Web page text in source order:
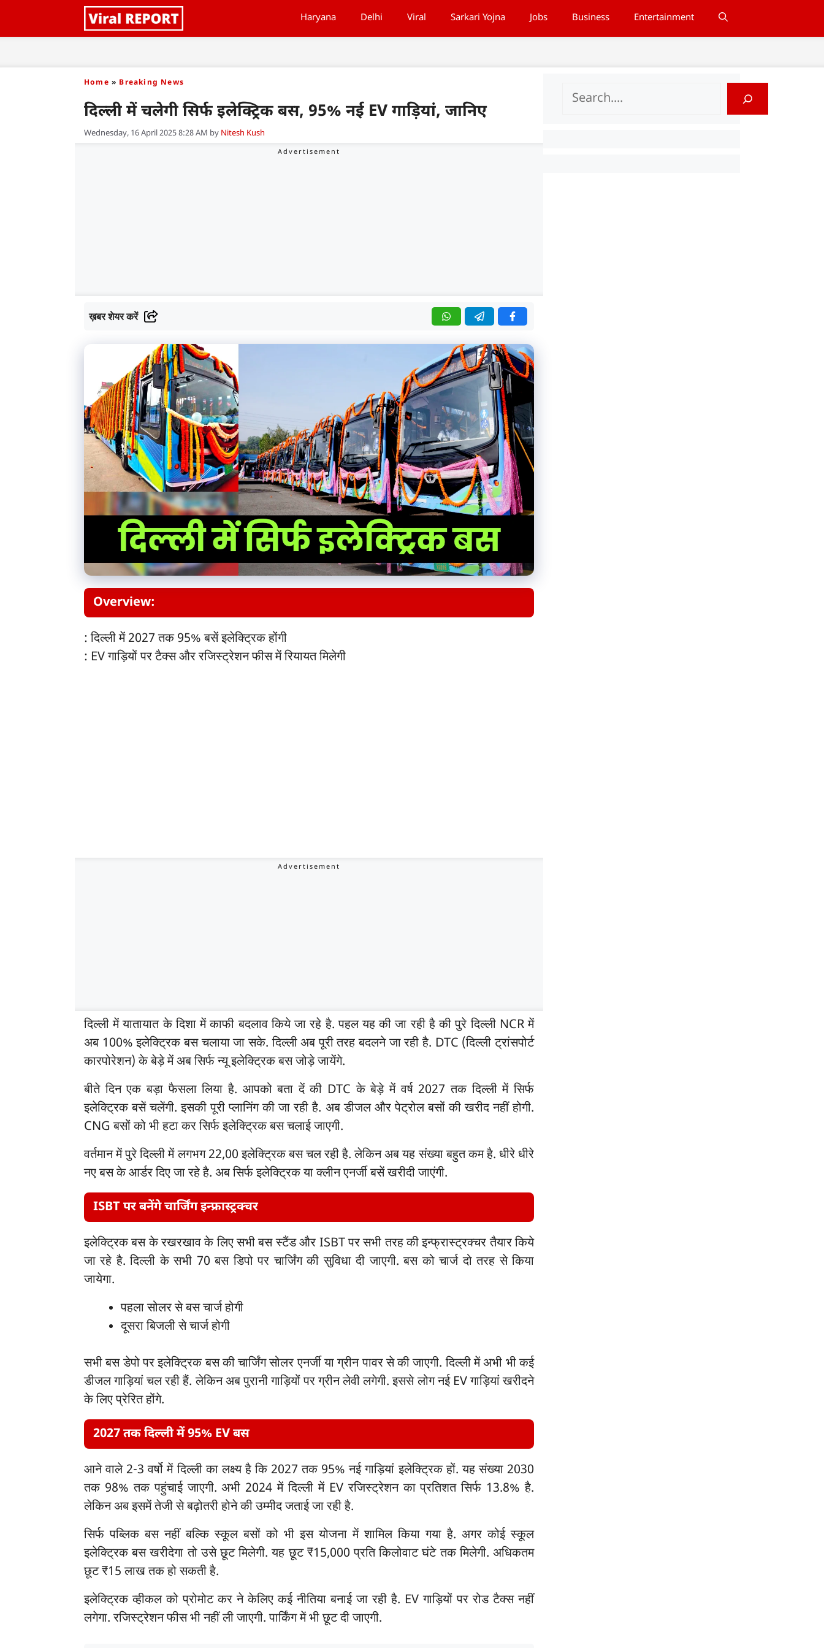
Haryana Delhi Viral Sarkari Yojna Jobs Business Entertainment
Home » Breaking News
दिल्ली में चलेगी सिर्फ इलेक्ट्रिक बस, 95% नई EV गाड़ियां, जानिए
Wednesday, 16 April 2025 8:28 AM by Nitesh Kush
ख़बर शेयर करें
Overview:
: दिल्ली में 2027 तक 95% बसें इलेक्ट्रिक होंगी
: EV गाड़ियों पर टैक्स और रजिस्ट्रेशन फीस में रियायत मिलेगी
दिल्ली में यातायात के दिशा में काफी बदलाव किये जा रहे है. पहल यह की जा रही है की पुरे दिल्ली NCR में
अब 100% इलेक्ट्रिक बस चलाया जा सके. दिल्ली अब पूरी तरह बदलने जा रही है. DTC (दिल्ली ट्रांसपोर्ट
कारपोरेशन) के बेड़े में अब सिर्फ न्यू इलेक्ट्रिक बस जोड़े जायेंगे.
बीते दिन एक बड़ा फैसला लिया है. आपको बता दें की DTC के बेड़े में वर्ष 2027 तक दिल्ली में सिर्फ
इलेक्ट्रिक बसें चलेंगी. इसकी पूरी प्लानिंग की जा रही है. अब डीजल और पेट्रोल बसों की खरीद नहीं होगी.
CNG बसों को भी हटा कर सिर्फ इलेक्ट्रिक बस चलाई जाएगी.
वर्तमान में पुरे दिल्ली में लगभग 22,00 इलेक्ट्रिक बस चल रही है. लेकिन अब यह संख्या बहुत कम है. धीरे धीरे
नए बस के आर्डर दिए जा रहे है. अब सिर्फ इलेक्ट्रिक या क्लीन एनर्जी बसें खरीदी जाएंगी.
ISBT पर बनेंगे चार्जिंग इन्फ्रास्ट्रक्चर
इलेक्ट्रिक बस के रखरखाव के लिए सभी बस स्टैंड और ISBT पर सभी तरह की इन्फ्रास्ट्रक्चर तैयार किये
जा रहे है. दिल्ली के सभी 70 बस डिपो पर चार्जिंग की सुविधा दी जाएगी. बस को चार्ज दो तरह से किया
जायेगा.
पहला सोलर से बस चार्ज होगी
दूसरा बिजली से चार्ज होगी
सभी बस डेपो पर इलेक्ट्रिक बस की चार्जिंग सोलर एनर्जी या ग्रीन पावर से की जाएगी. दिल्ली में अभी भी कई
डीजल गाड़ियां चल रही हैं. लेकिन अब पुरानी गाड़ियों पर ग्रीन लेवी लगेगी. इससे लोग नई EV गाड़ियां खरीदने
के लिए प्रेरित होंगे.
2027 तक दिल्ली में 95% EV बस
आने वाले 2-3 वर्षो में दिल्ली का लक्ष्य है कि 2027 तक 95% नई गाड़ियां इलेक्ट्रिक हों. यह संख्या 2030
तक 98% तक पहुंचाई जाएगी. अभी 2024 में दिल्ली में EV रजिस्ट्रेशन का प्रतिशत सिर्फ 13.8% है.
लेकिन अब इसमें तेजी से बढ़ोतरी होने की उम्मीद जताई जा रही है.
सिर्फ पब्लिक बस नहीं बल्कि स्कूल बसों को भी इस योजना में शामिल किया गया है. अगर कोई स्कूल
इलेक्ट्रिक बस खरीदेगा तो उसे छूट मिलेगी. यह छूट ₹15,000 प्रति किलोवाट घंटे तक मिलेगी. अधिकतम
छूट ₹15 लाख तक हो सकती है.
इलेक्ट्रिक व्हीकल को प्रोमोट कर ने केलिए कई नीतिया बनाई जा रही है. EV गाड़ियों पर रोड टैक्स नहीं
लगेगा. रजिस्ट्रेशन फीस भी नहीं ली जाएगी. पार्किंग में भी छूट दी जाएगी.
Search